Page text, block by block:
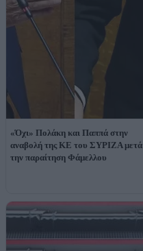
«Όχι» Πολάκη και Παππά στην
αναβολή της ΚΕ του ΣΥΡΙΖΑ μετά
την παραίτηση Φάμελλου